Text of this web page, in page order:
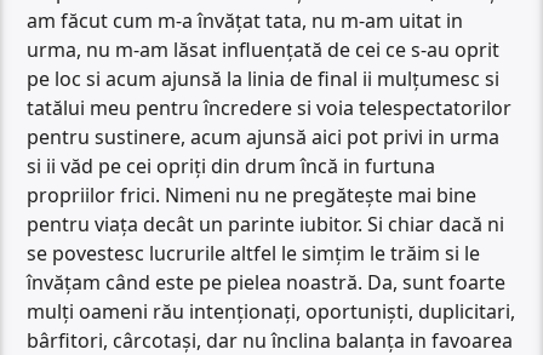
am făcut cum m-a învățat tata, nu m-am uitat in
urma, nu m-am lăsat influențată de cei ce s-au oprit
pe loc si acum ajunsă la linia de final ii mulțumesc si
tatălui meu pentru încredere si voia telespectatorilor
pentru sustinere, acum ajunsă aici pot privi in urma
si ii văd pe cei opriți din drum încă in furtuna
propriilor frici. Nimeni nu ne pregătește mai bine
pentru viața decât un parinte iubitor. Si chiar dacă ni
se povestesc lucrurile altfel le simțim le trăim si le
învățam când este pe pielea noastră. Da, sunt foarte
mulți oameni rău intenționați, oportuniști, duplicitari,
bârfitori, cârcotași, dar nu înclina balanța in favoarea